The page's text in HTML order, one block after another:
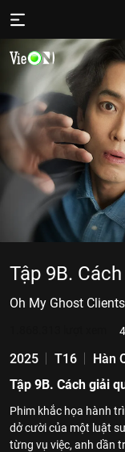
Tập 9B.
Oh My Ghost Clients
2025 T16 Hàn
Tập 9B. Cách giải
Phim khắc họa hành
dở cười của một luật
từng vụ việc, anh dần